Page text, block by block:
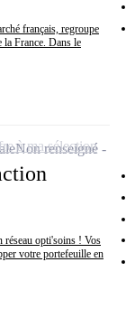
français, regroupe
la France. Dans le
opti'soins ! Vos
votre portefeuille en
Non renseigné
à ma sélection